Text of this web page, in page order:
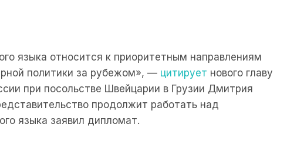
языка относится к приоритетным направлениям
политики за рубежом», — цитирует нового главу
при посольстве Швейцарии в Грузии Дмитрия
продолжит работать над
языка заявил дипломат.